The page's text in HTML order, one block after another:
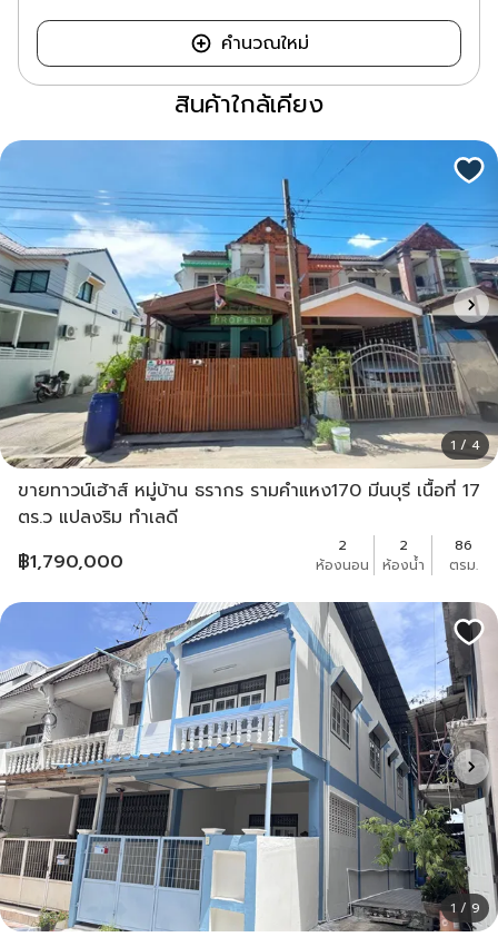
คำนวณใหม่
สินค้าใกล้เคียง
1 / 4
ขายทาวน์เฮ้าส์ หมู่บ้าน ธรากร รามคำแหง170 มีนบุรี เนื้อที่ 17
ตร.ว แปลงริม ทำเลดี
฿1,790,000
2
ห้องนอน
2
ห้องน้ำ
86
ตรม.
1 / 9